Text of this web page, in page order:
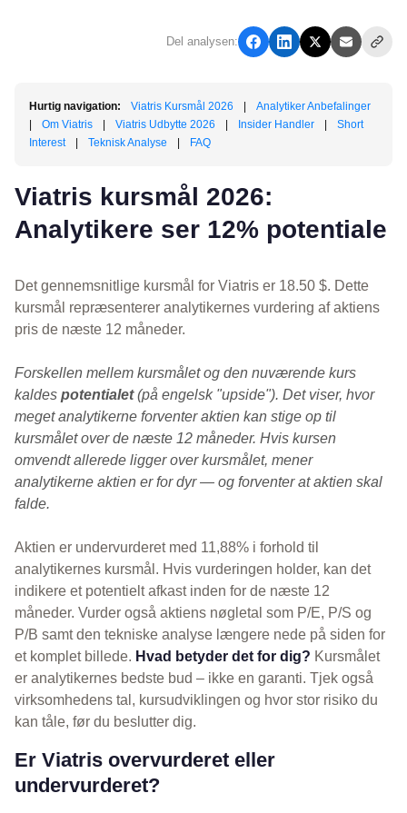
Del analysen:
Hurtig navigation: Viatris Kursmål 2026
Analytiker Anbefalinger
Om Viatris Viatris Udbytte 2026 Insider Handler
Short
Interest
Teknisk Analyse FAQ
Viatris kursmål 2026:
Analytikere ser 12% potentiale
Det gennemsnitlige kursmål for Viatris er 18.50 $. Dette
kursmål repræsenterer analytikernes vurdering af aktiens
pris de næste 12 måneder.
Forskellen mellem kursmålet og den nuværende kurs
kaldes potentialet(på engelsk "upside"). Det viser, hvor
meget analytikerne forventer aktien kan stige op til
kursmålet over de næste 12 måneder. Hvis kursen
omvendt allerede ligger over kursmålet, mener
analytikerne aktien er for dyr — og forventer at aktien skal
falde.
Aktien er undervurderet med 11,88% i forhold til
analytikernes kursmål. Hvis vurderingen holder, kan det
indikere et potentielt afkast inden for de næste 12
måneder. Vurder også aktiens nøgletal som P/E, P/S og
P/B samt den tekniske analyse længere nede på siden for
et komplet billede. Hvad betyder det for dig? Kursmålet
er analytikernes bedste bud – ikke en garanti. Tjek også
virksomhedens tal, kursudviklingen og hvor stor risiko du
kan tåle, før du beslutter dig.
Er Viatris overvurderet eller
undervurderet?